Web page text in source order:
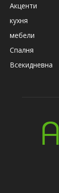
Акценти
кухня
мебели
Спалня
Всекидневна